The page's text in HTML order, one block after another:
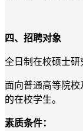
四、招聘对象
全日制在校硕士研
面向普通高等院校
的在校学生。
素质条件：